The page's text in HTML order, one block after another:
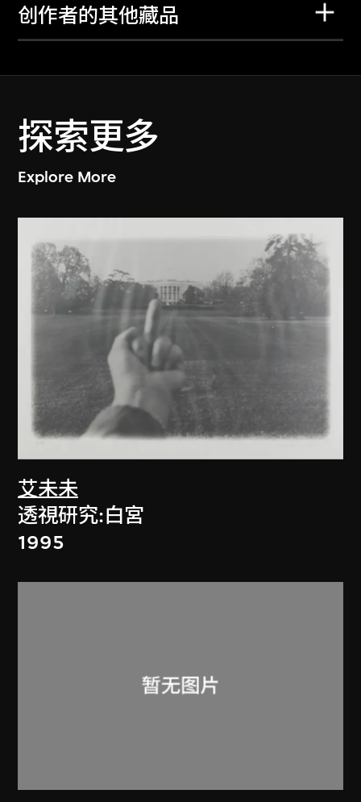
创作者的其他藏品
探索更多
Explore More
艾未未
透視研究:白宮
1995